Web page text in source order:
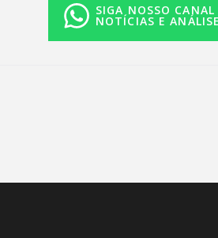
SIGA NOSSO
NOTÍCIAS E